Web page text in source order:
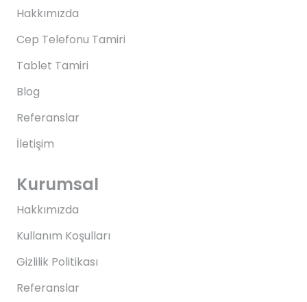
Hakkımızda
Cep Telefonu Tamiri
Tablet Tamiri
Blog
Referanslar
İletişim
Kurumsal
Hakkımızda
Kullanım Koşulları
Gizlilik Politikası
Referanslar